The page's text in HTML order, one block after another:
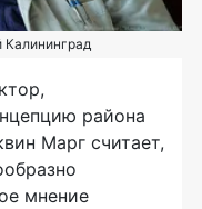
района
Марг считает,
мнение